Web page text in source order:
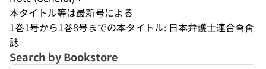
本タイトル等は最新号による
1巻1号から1巻8号までの本タイトル: 日本弁護士連合會會
誌
Search by Bookstore